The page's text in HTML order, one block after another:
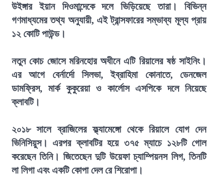
উইঙ্গার ইয়ান দিওমান্দেকে দলে ভিড়িয়েছে তারা। বিভিন্ন
গণমাধ্যমের তথ্য অনুযায়ী, এই ট্রান্সফারের সম্ভাব্য মূল্য প্রায়
১২ কোটি পাউন্ড।
নতুন কোচ জোসে মরিনহোর অধীনে এটি রিয়ালের ষষ্ঠ সাইনিং।
এর আগে বের্নার্দো সিলভা, ইব্রাহিমা কোনাতে, ডেনজেল
ডামফ্রিস, মার্ক কুকুরেয়া ও কার্লোস এসপিকে দলে নিয়েছে
ক্লাবটি।
২০১৮ সালে ব্রাজিলের ফ্ল্যামেঙ্গো থেকে রিয়ালে যোগ দেন
ভিনিসিয়ুস। এরপর ক্লাবটির হয়ে ৩৭৫ ম্যাচে ১২৮টি গোল
করেছেন তিনি। জিতেছেন দুটি উয়েফা চ্যাম্পিয়নস লিগ, তিনটি
লা লিগা এবং একটি কোপা দেল রে শিরোপা।